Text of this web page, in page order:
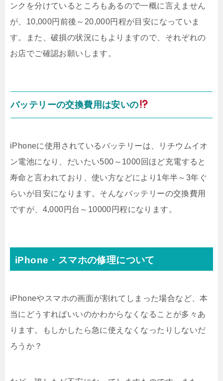
ンクを分けているところもあるので一概に言えません
が、10,000円前後～20,000円程が目安になっていま
す。また、破損の状況にもよりますので、それぞれの
お店でご確認お願いします。
バッテリーの交換費用は安いの
iPhoneに使用されているバッテリーは、リチウムイオ
ン電池になり、だいたい500～1000回ほど充電すると
寿命と言われており、使い方などにより1年半～3年ぐ
らいが目安になります。そんなバッテリーの交換費用
ですが、4,000円台～10000円程になります。
iPhone・スマホの修理について
iPhoneやスマホの画面が割れてしまった場合など、本
当にどうすればいいのかわからなくなることが多々あ
ります。もしかしたら急に使えなくなったりしないだ
ろうか？